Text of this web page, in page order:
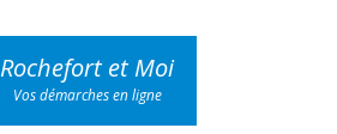
Rochefort et Moi
Vos démarches en ligne